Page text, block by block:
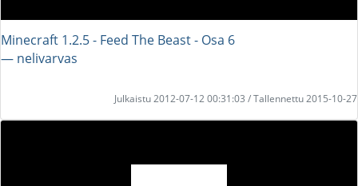
Minecraft 1.2.5 - Feed The Beast - Osa 6
― nelivarvas
Julkaistu 2012-07-12 00:31:03 / Tallennettu 2015-10-27